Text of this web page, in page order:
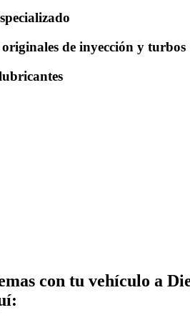
originales de inyección y turbos
con tu vehículo a